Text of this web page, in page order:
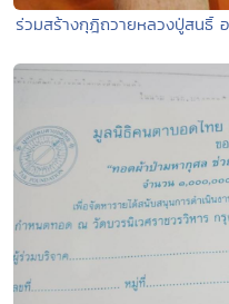
ร่วมสร้างกุฎิถวายหลวงปู่สนธิ์